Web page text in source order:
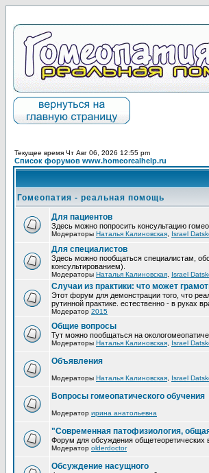
Текущее время Чт Авг 06, 2026 12:55 pm
Список форумов www.homeorealhelp.ru
Гомеопатия - реальная помощь
Для пациентов
Здесь можно попросить консультацию
Модераторы Наталья Калиновская Israel
Для специалистов
Здесь можно пообщаться специалистам,
консультированием).
Модераторы Наталья Калиновская Israel
Случаи из практики: что может
Этот форум для демонстрации того, что
рутинной практике. естественно - в руках
Модератор 2015
Общие вопросы
Тут можно пообщаться на
Модераторы Наталья Калиновская Israel
Объявления
Модераторы Наталья Калиновская Israel
Вопросы гомеопатического обучения
Модератор ирина анатольевна
"Современная патофизиология,
Форум для обсуждения общетеоретических
Модератор olderdoctor
Обсуждение насущного